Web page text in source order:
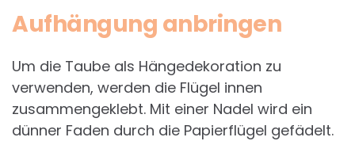
Aufhängung anbringen
Um die Taube als Hängedekoration zu
verwenden, werden die Flügel innen
zusammengeklebt. Mit einer Nadel wird ein
dünner Faden durch die Papierflügel gefädelt.